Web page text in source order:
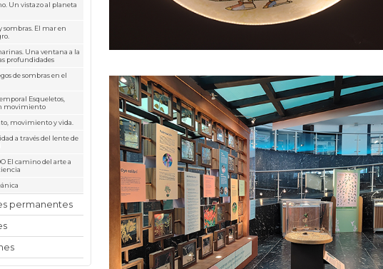
Un vistazo al planeta
sombras. El mar en
Una ventana a la
profundidades
de sombras en el
Esqueletos,
movimiento
movimiento y vida.
a través del lente de
El camino del arte a
permanentes